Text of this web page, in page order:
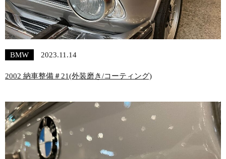
BMW 2023.11.14
2002 納車整備＃21(外装磨き/コーティング)